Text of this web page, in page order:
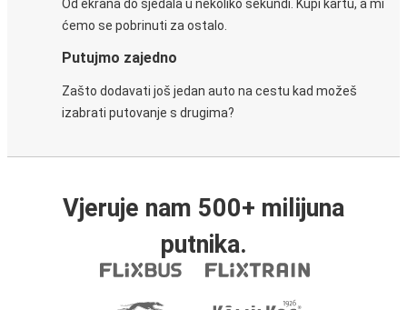
Od ekrana do sjedala u nekoliko sekundi. Kupi kartu, a mi
ćemo se pobrinuti za ostalo.
Putujmo zajedno
Zašto dodavati još jedan auto na cestu kad možeš
izabrati putovanje s drugima?
Vjeruje nam 500+ milijuna
putnika.